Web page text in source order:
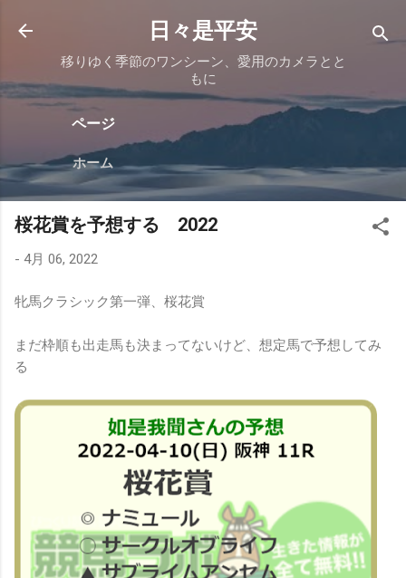
スキップしてメイン コンテンツに移動
日々是平安
移りゆく季節のワンシーン、愛用のカメラとと
もに
ページ
ホーム
桜花賞を予想する 2022
- 4月 06, 2022
牝馬クラシック第一弾、桜花賞
まだ枠順も出走馬も決まってないけど、想定馬で予想してみ
る